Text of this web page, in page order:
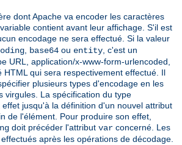
dont Apache va encoder les caractères
contient avant leur affichage. S'il est
encodage ne sera effectué. Si la valeur
, base64 ou entity, c'est un
URL, application/x-www-form-urlencoded,
HTML qui sera respectivement effectué. Il
plusieurs types d'encodage en les
virgules. La spécification du type
jusqu'à la définition d'un nouvel attribut
de l'élément. Pour produire son effet,
doit précéder l'attribut var concerné. Les
après les opérations de décodage.